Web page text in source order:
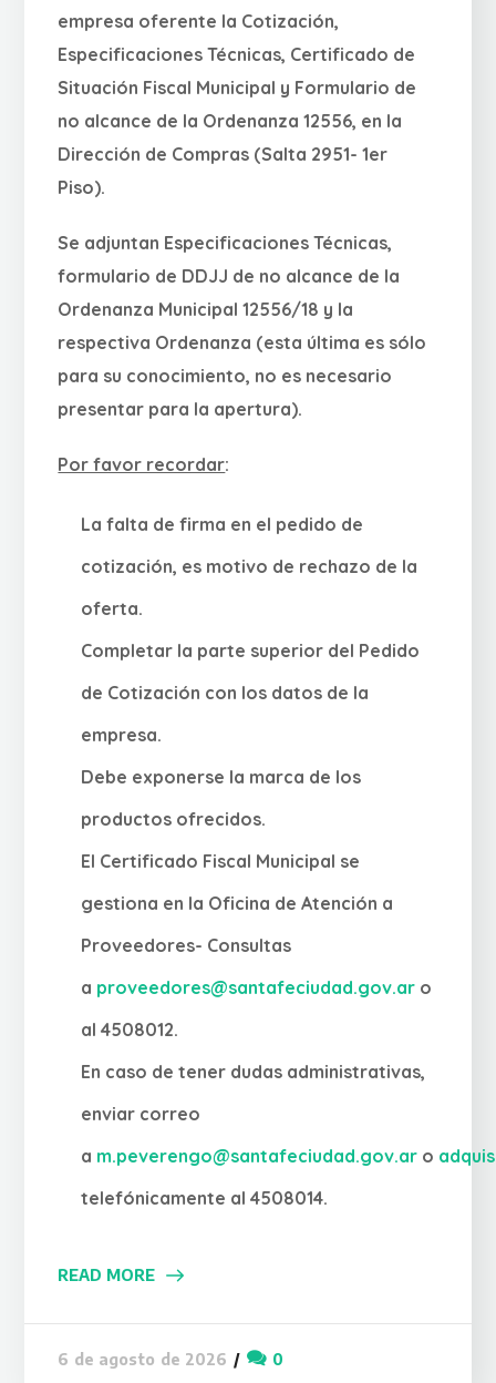
empresa oferente la Cotización,
Especificaciones Técnicas, Certificado de
Situación Fiscal Municipal y Formulario de
no alcance de la Ordenanza 12556, en la
Dirección de Compras (Salta 2951- 1er
Piso).
Se adjuntan Especificaciones Técnicas,
formulario de DDJJ de no alcance de la
Ordenanza Municipal 12556/18 y la
respectiva Ordenanza (esta última es sólo
para su conocimiento, no es necesario
presentar para la apertura).
Por favor recordar:
La falta de firma en el pedido de
cotización, es motivo de rechazo de la
oferta.
Completar la parte superior del Pedido
de Cotización con los datos de la
empresa.
Debe exponerse la marca de los
productos ofrecidos.
El Certificado Fiscal Municipal se
gestiona en la Oficina de Atención a
Proveedores- Consultas
a proveedores@santafeciudad.gov.ar o
al 4508012.
En caso de tener dudas administrativas,
enviar correo
a m.peverengo@santafeciudad.gov.ar o
telefónicamente al 4508014.
READ MORE
6 de agosto de 2026 0